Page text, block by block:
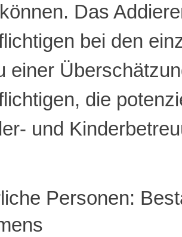
Das
bei den
einer
die
und
Personen: